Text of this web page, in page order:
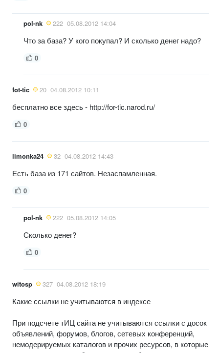
pol-nk 222 05.08.2012 14:04
Что за база? У кого покупал? И сколько денег надо?
0
fot-tic 20 04.08.2012 10:11
бесплатно все здесь - http://for-tic.narod.ru/
0
limonka24 32 04.08.2012 14:43
Есть база из 171 сайтов. Незаспамленная.
0
pol-nk 222 05.08.2012 14:05
Сколько денег?
0
witosp 327 04.08.2012 18:19
Какие ссылки не учитываются в индексе
При подсчете тИЦ сайта не учитываются ссылки с досок
объявлений, форумов, блогов, сетевых конференций,
немодерируемых каталогов и прочих ресурсов, в которые